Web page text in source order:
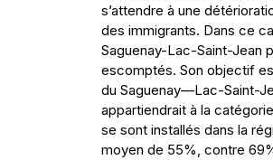
s’attendre à une
des immigrants. Dans ce
Saguenay-Lac-Saint-Jean
escomptés. Son objectif
du Saguenay—Lac-Saint-
appartiendrait à la
se sont installés dans la
moyen de 55%, contre